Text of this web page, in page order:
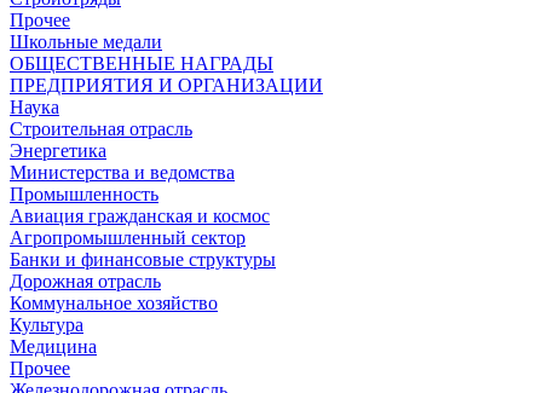
Прочее
Школьные медали
ОБЩЕСТВЕННЫЕ НАГРАДЫ
ПРЕДПРИЯТИЯ И ОРГАНИЗАЦИИ
Наука
Строительная отрасль
Энергетика
Министерства и ведомства
Промышленность
Авиация гражданская и космос
Агропромышленный сектор
Банки и финансовые структуры
Дорожная отрасль
Коммунальное хозяйство
Культура
Медицина
Прочее